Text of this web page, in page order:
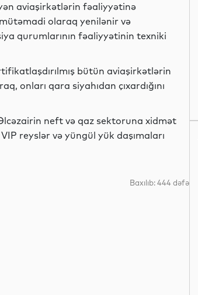
aviaşirkətlərin fəaliyyətinə
olaraq yenilənir və
qurumlarının fəaliyyətinin texniki
bütün aviaşirkətlərin
onları qara siyahıdan çıxardığını
neft və qaz sektoruna xidmət
reyslər və yüngül yük daşımaları
Baxılıb: 444 dəfə